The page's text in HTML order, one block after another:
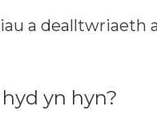
a
yn hyn?